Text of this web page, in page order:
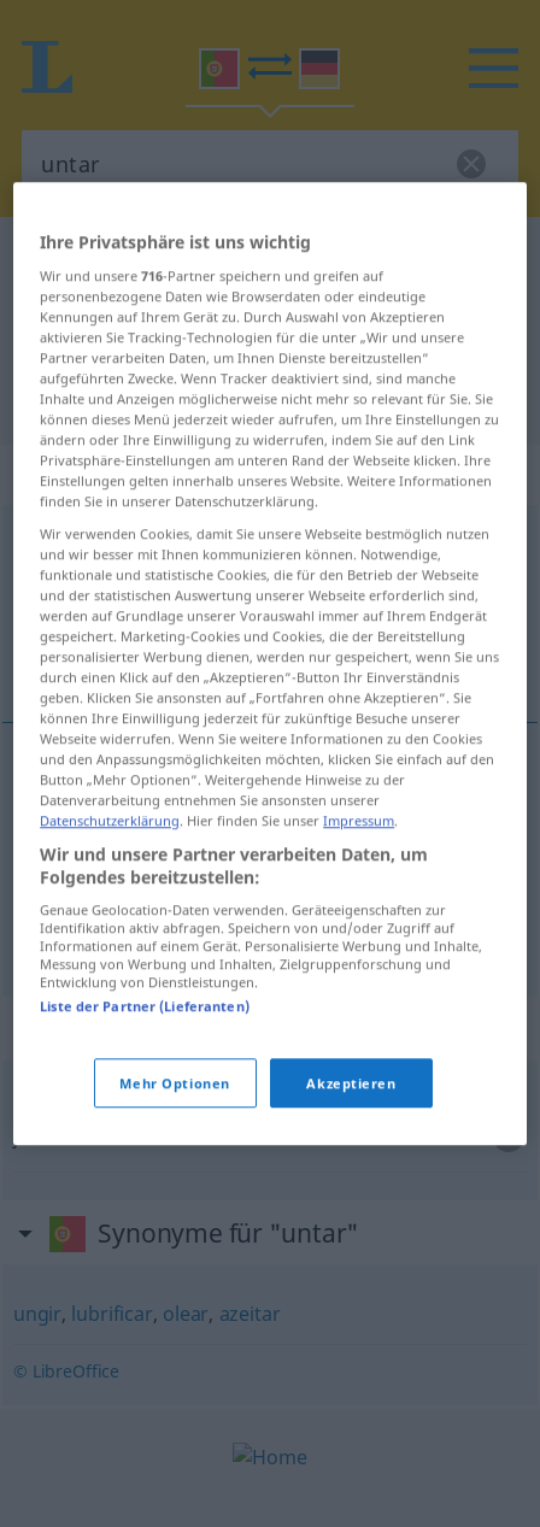
Portugiesisch-Deutsch Wörterbuch
Portugiesisch-Deutsch
Übersetzung für "untar"
"untar" Deutsch Übersetzung
„untar“
untar [ũˈtar]
Übersicht aller Übersetzungen
(Für mehr Details die Übersetzung anklicken/antippen)
schmieren, einreiben, fetten
(be- ein)schmieren untar
einreiben untar(≈ massajar)
fetten untar TECN
rodasaalguém
jemanden
Synonyme für "untar"
ungir, lubrificar, olear, azeitar
© LibreOffice
Ihre Privatsphäre ist uns wichtig
Wir und unsere716-Partner speichern und greifen auf
personenbezogene Daten wie Browserdaten oder eindeutige
Kennungen auf Ihrem Gerät zu. Durch Auswahl von Akzeptieren
aktivieren Sie Tracking-Technologien für die unter „Wir und unsere
Partner verarbeiten Daten, um Ihnen Dienste bereitzustellen“
aufgeführten Zwecke. Wenn Tracker deaktiviert sind, sind manche
Inhalte und Anzeigen möglicherweise nicht mehr so relevant für Sie. Sie
können dieses Menü jederzeit wieder aufrufen, um Ihre Einstellungen zu
ändern oder Ihre Einwilligung zu widerrufen, indem Sie auf den Link
Privatsphäre-Einstellungen am unteren Rand der Webseite klicken. Ihre
Einstellungen gelten innerhalb unseres Website. Weitere Informationen
finden Sie in unserer Datenschutzerklärung.
Wir verwenden Cookies, damit Sie unsere Webseite bestmöglich nutzen
und wir besser mit Ihnen kommunizieren können. Notwendige,
funktionale und statistische Cookies, die für den Betrieb der Webseite
und der statistischen Auswertung unserer Webseite erforderlich sind,
werden auf Grundlage unserer Vorauswahl immer auf Ihrem Endgerät
gespeichert. Marketing-Cookies und Cookies, die der Bereitstellung
personalisierter Werbung dienen, werden nur gespeichert, wenn Sie uns
durch einen Klick auf den „Akzeptieren“-Button Ihr Einverständnis
geben. Klicken Sie ansonsten auf „Fortfahren ohne Akzeptieren“. Sie
können Ihre Einwilligung jederzeit für zukünftige Besuche unserer
Webseite widerrufen. Wenn Sie weitere Informationen zu den Cookies
und den Anpassungsmöglichkeiten möchten, klicken Sie einfach auf den
Button „Mehr Optionen“. Weitergehende Hinweise zu der
Datenverarbeitung entnehmen Sie ansonsten unserer
Datenschutzerklärung. Hier finden Sie unserImpressum.
Wir und unsere Partner verarbeiten Daten, um
Folgendes bereitzustellen:
Genaue Geolocation-Daten verwenden. Geräteeigenschaften zur
Identifikation aktiv abfragen. Speichern von und/oder Zugriff auf
Informationen auf einem Gerät. Personalisierte Werbung und Inhalte,
Messung von Werbung und Inhalten, Zielgruppenforschung und
Entwicklung von Dienstleistungen.
Liste der Partner (Lieferanten)
Mehr Optionen Akzeptieren